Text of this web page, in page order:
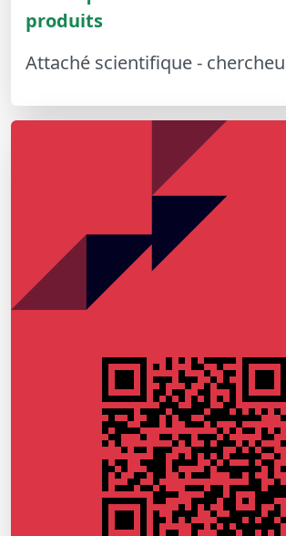
produits
Attaché scientifique -